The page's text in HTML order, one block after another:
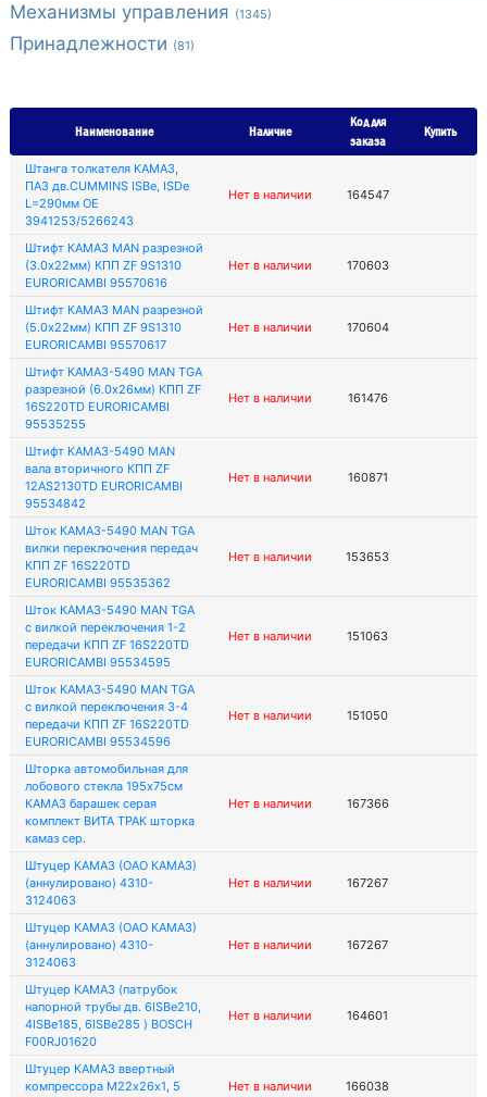
Механизмы управления (1345)
Принадлежности (81)
Наименование Наличие
Код для
заказа
Купить
Штанга толкателя КАМАЗ,
ПАЗ дв.CUMMINS ISBe, ISDe
L=290мм OE
3941253/5266243
Нет в наличии 164547
Штифт КАМАЗ MAN разрезной
(3.0х22мм) КПП ZF 9S1310
EURORICAMBI 95570616
Нет в наличии 170603
Штифт КАМАЗ MAN разрезной
(5.0х22мм) КПП ZF 9S1310
EURORICAMBI 95570617
Нет в наличии 170604
Штифт КАМАЗ-5490 MAN TGA
разрезной (6.0х26мм) КПП ZF
16S220TD EURORICAMBI
95535255
Нет в наличии 161476
Штифт КАМАЗ-5490 MAN
вала вторичного КПП ZF
12AS2130TD EURORICAMBI
95534842
Нет в наличии 160871
Шток КАМАЗ-5490 MAN TGA
вилки переключения передач
КПП ZF 16S220TD
EURORICAMBI 95535362
Нет в наличии 153653
Шток КАМАЗ-5490 MAN TGA
с вилкой переключения 1-2
передачи КПП ZF 16S220TD
EURORICAMBI 95534595
Нет в наличии 151063
Шток КАМАЗ-5490 MAN TGA
с вилкой переключения 3-4
передачи КПП ZF 16S220TD
EURORICAMBI 95534596
Нет в наличии 151050
Шторка автомобильная для
лобового стекла 195х75см
КАМАЗ барашек серая
комплект ВИТА ТРАК шторка
камаз сер.
Нет в наличии 167366
Штуцер КАМАЗ (ОАО КАМАЗ)
(аннулировано) 4310-
3124063
Нет в наличии 167267
Штуцер КАМАЗ (ОАО КАМАЗ)
(аннулировано) 4310-
3124063
Нет в наличии 167267
Штуцер КАМАЗ (патрубок
напорной трубы дв. 6ISBe210,
4ISBe185, 6ISBe285 ) BOSCH
F00RJ01620
Нет в наличии 164601
Штуцер КАМАЗ ввертный
компрессора М22х26х1, 5
Нет в наличии 166038